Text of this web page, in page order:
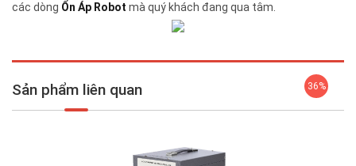
các dòng Ổn Áp Robot mà quý khách đang qua tâm.
Sản phẩm liên quan 36%